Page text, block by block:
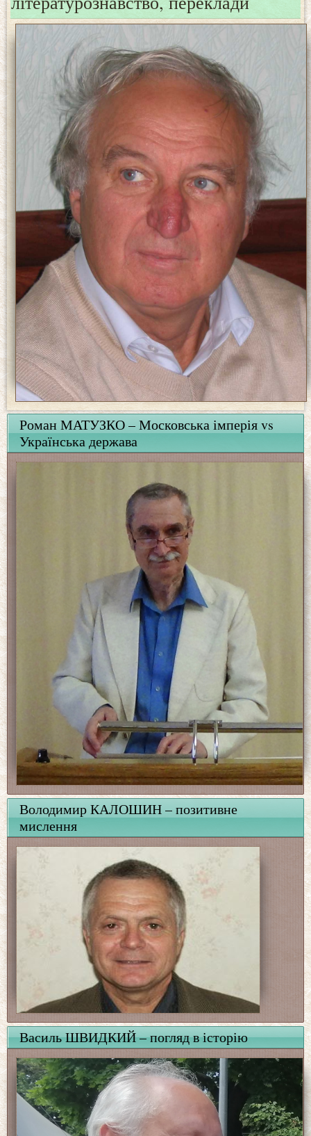
Роман МАТУЗКО – Московська імперія vs
Українська держава
Володимир КАЛОШИН – позитивне
мислення
Василь ШВИДКИЙ – погляд в історію